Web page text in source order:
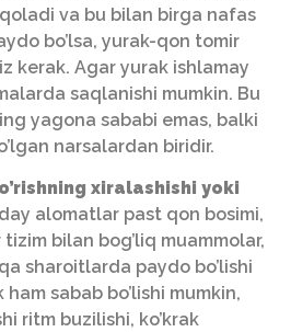
va bu bilan birga nafas
bo’lsa, yurak-qon tomir
kerak. Agar yurak ishlamay
saqlanishi mumkin. Bu
yagona sababi emas, balki
narsalardan biridir.
xiralashishi yoki
alomatlar past qon bosimi,
bilan bog’liq muammolar,
sharoitlarda paydo bo’lishi
sabab bo’lishi mumkin,
ritm buzilishi, ko’krak